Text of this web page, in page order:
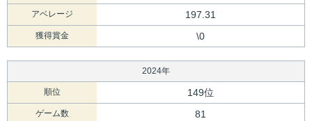
アベレージ 197.31
獲得賞金 \0
2024年
順位 149位
ゲーム数 81